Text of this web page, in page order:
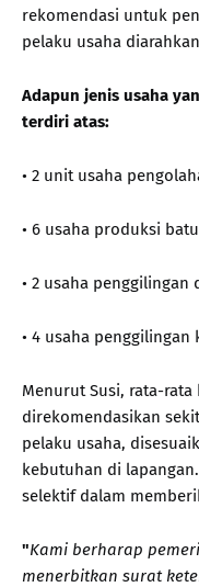
rekomendasi untuk
pelaku usaha
Adapun jenis usaha
terdiri atas:
• 2 unit usaha
• 6 usaha produksi
• 2 usaha penggilingan
• 4 usaha
Menurut Susi, rata-
direkomendasikan
pelaku usaha,
kebutuhan di
selektif dalam
"Kami berharap
menerbitkan surat